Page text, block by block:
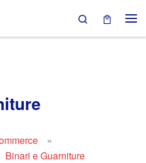
Search
»
Binari e Guarniture